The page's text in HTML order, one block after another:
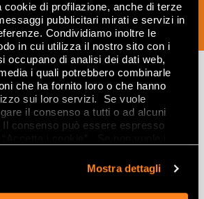
di profilazione, anche di terze
pubblicitari mirati e servizi in
Condividiamo inoltre le
in cui utilizza il nostro sito con i
occupano di analisi dei dati web,
i quali potrebbero combinarle
che ha fornito loro o che hanno
sui loro servizi. Se vuole
il consenso a tutti o ad alcuni
Il consenso può essere espresso
Mostra dettagli
и